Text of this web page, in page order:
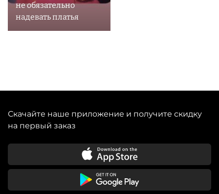
не обязательно
надевать платья
Скачайте наше приложение и получите скидку
на первый заказ